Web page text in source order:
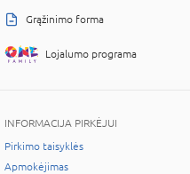
Grąžinimo forma
Lojalumo programa
INFORMACIJA PIRKĖJUI
Pirkimo taisyklės
Apmokėjimas